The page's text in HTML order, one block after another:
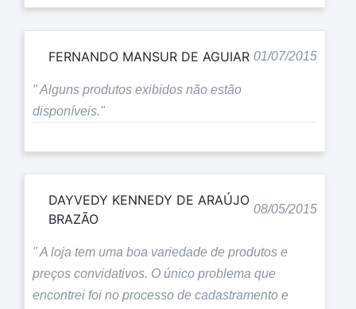
FERNANDO MANSUR DE AGUIAR 01/07/2015
" Alguns produtos exibidos não estão
disponíveis."
DAYVEDY KENNEDY DE ARAÚJO
BRAZÃO
08/05/2015
" A loja tem uma boa variedade de produtos e
preços convidativos. O único problema que
encontrei foi no processo de cadastramento e